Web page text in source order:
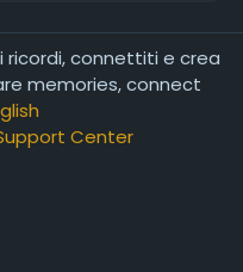
ricordi, connettiti e crea
memories, connect
Center